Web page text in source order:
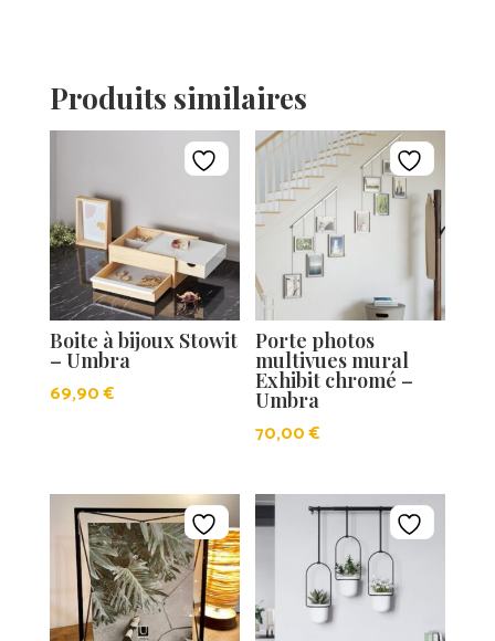
Produits similaires
Boite à bijoux Stowit
– Umbra
69,90€
Porte photos
multivues mural
Exhibit chromé –
Umbra
70,00€